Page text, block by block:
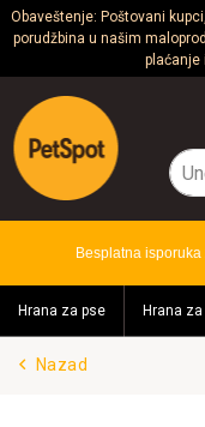
Obaveštenje: Poštovani
porudžbina u našim
plaćanje
Psi
Mačke
Glodari
Akvaristika
Teraristika
Brendovi
Besplatna
Hrana za pse Hrana
Nazad